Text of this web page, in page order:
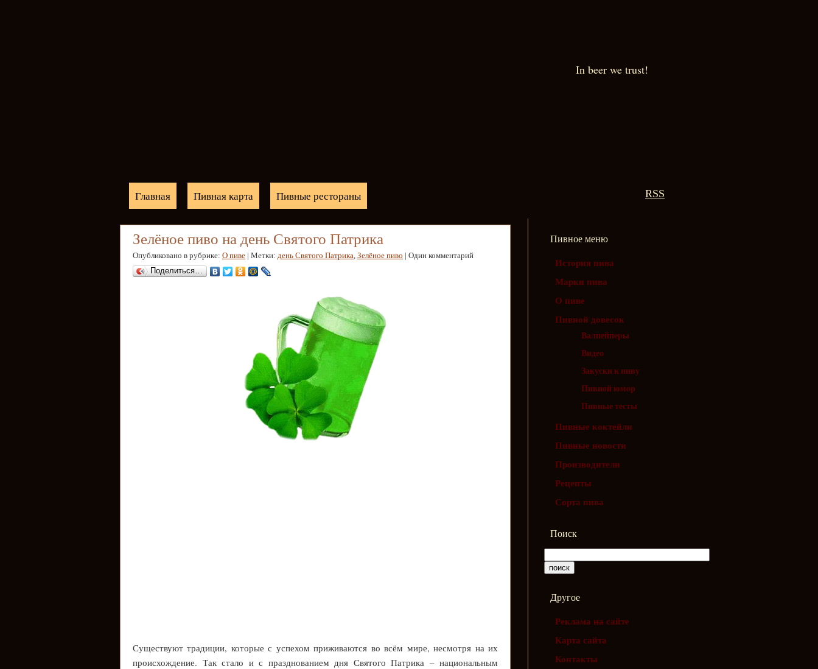
In beer we trust!
RSS
Главная Пивная карта Пивные рестораны
Зелёное пиво на день Святого Патрика
Опубликовано в рубрике: О пиве | Метки: день Святого Патрика, Зелёное пиво | Один комментарий
Поделиться…
Существуют традиции, которые с успехом приживаются во всём мире, несмотря на их
происхождение. Так стало и с празднованием дня Святого Патрика – национальным
Пивное меню
История пива
Марки пива
О пиве
Пивной довесок
Валпейперы
Видео
Закуски к пиву
Пивной юмор
Пивные тесты
Пивные коктейли
Пивные новости
Производители
Рецепты
Сорта пива
Поиск
Другое
Реклама на сайте
Карта сайта
Контакты